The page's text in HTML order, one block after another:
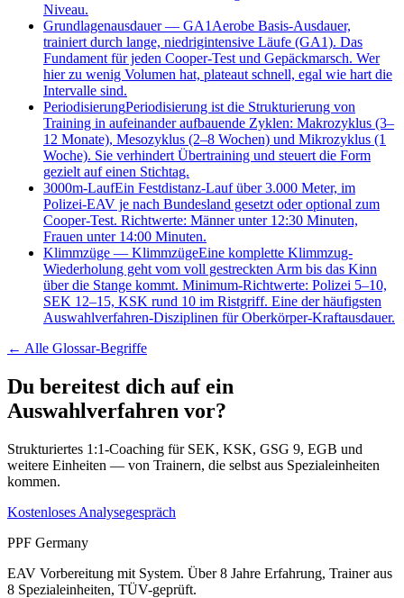
Niveau.
Grundlagenausdauer — GA1 Aerobe Basis-Ausdauer,
trainiert durch lange, niedrigintensive Läufe (GA1). Das
Fundament für jeden Cooper-Test und Gepäckmarsch. Wer
hier zu wenig Volumen hat, plateaut schnell, egal wie hart die
Intervalle sind.
PeriodisierungPeriodisierung ist die Strukturierung von
Training in aufeinander aufbauende Zyklen: Makrozyklus (3–
12 Monate), Mesozyklus (2–8 Wochen) und Mikrozyklus (1
Woche). Sie verhindert Übertraining und steuert die Form
gezielt auf einen Stichtag.
3000m-LaufEin Festdistanz-Lauf über 3.000 Meter, im
Polizei-EAV je nach Bundesland gesetzt oder optional zum
Cooper-Test. Richtwerte: Männer unter 12:30 Minuten,
Frauen unter 14:00 Minuten.
Klimmzüge — KlimmzügeEine komplette Klimmzug-
Wiederholung geht vom voll gestreckten Arm bis das Kinn
über die Stange kommt. Minimum-Richtwerte: Polizei 5–10,
SEK 12–15, KSK rund 10 im Ristgriff. Eine der häufigsten
Auswahlverfahren-Disziplinen für Oberkörper-Kraftausdauer.
← Alle Glossar-Begriffe
Du bereitest dich auf ein
Auswahlverfahren vor?
Strukturiertes 1:1-Coaching für SEK, KSK, GSG 9, EGB und
weitere Einheiten — von Trainern, die selbst aus Spezialeinheiten
kommen.
Kostenloses Analysegespräch
PPF Germany
EAV Vorbereitung mit System. Über 8 Jahre Erfahrung, Trainer aus
8 Spezialeinheiten, TÜV-geprüft.